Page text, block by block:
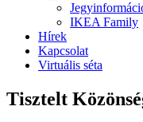
IKEA Family
Hírek
Kapcsolat
Virtuális séta
Tisztelt